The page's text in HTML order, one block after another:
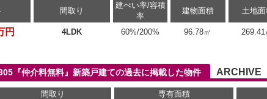
間取り
建ぺい率/容積
率
建物面積 土地面
円 4LDK 60%/200% 96.78㎡ 269.41
『仲介料無料』新築戸建ての過去に掲載した物件 ARCHIVE
間取り 専有面積